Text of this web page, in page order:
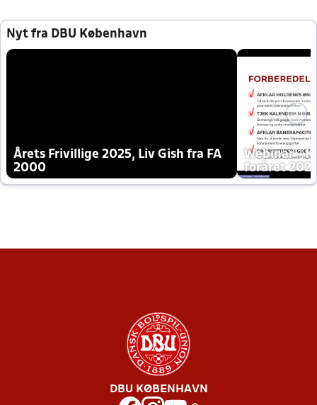
Nyt fra DBU København
Årets Frivillige 2025, Liv Gish fra FA
2000
Webinar -
foråret
DBU KØBENHAVN